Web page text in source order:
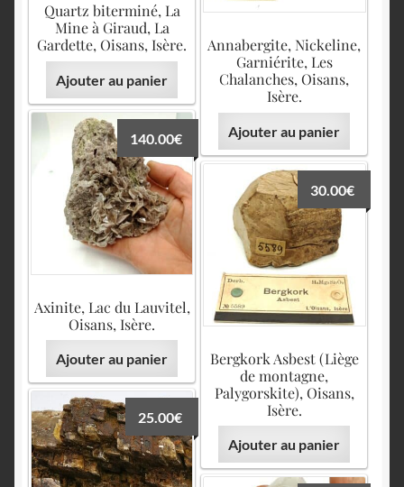
Quartz biterminé, La
Mine à Giraud, La
Gardette, Oisans, Isère.
Ajouter au panier
Annabergite, Nickeline,
Garniérite, Les
Chalanches, Oisans,
Isère.
Ajouter au panier
Axinite, Lac du Lauvitel,
Oisans, Isère.
140.00€
Ajouter au panier
Bergkork Asbest (Liège
de montagne,
Palygorskite), Oisans,
Isère.
30.00€
Ajouter au panier
25.00€